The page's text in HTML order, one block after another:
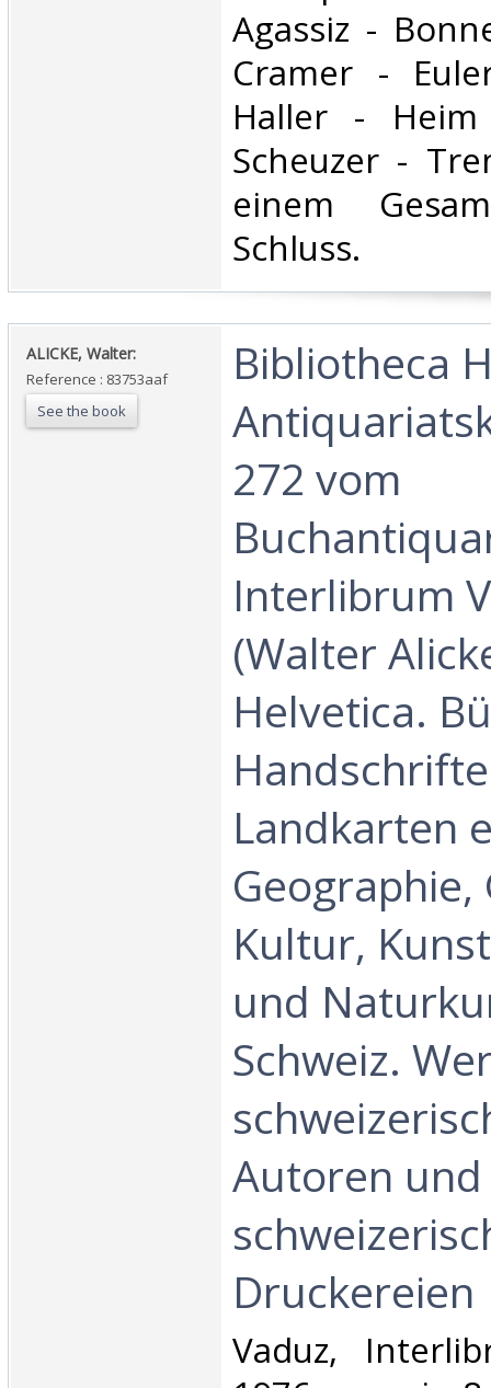
Agassiz -
Cramer -
Haller -
Scheuzer -
einem
Schluss. ‎
‎ALICKE, Walter:‎
Reference : 83753aaf
See the book
‎Bibliotheca
272 vom
Interlibrum
(Walter
Helvetica.
Landkarten
Geographie,
Kultur,
und
Schweiz.
Autoren
Druckereien‎
‎Vaduz,